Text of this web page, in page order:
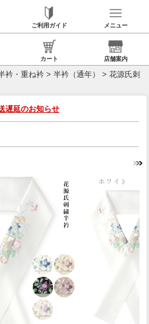
ご利用ガイド メニュー
カート 店舗案内
衿・重ね衿 > 半衿（通年）
> 花源氏刺
遅延のお知らせ